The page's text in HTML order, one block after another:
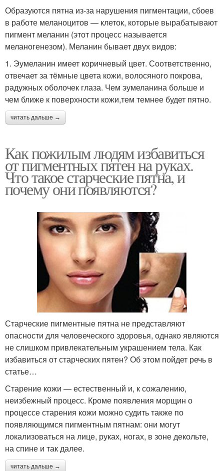
Образуются пятна из-за нарушения пигментации, сбоев
в работе меланоцитов — клеток, которые вырабатывают
пигмент меланин (этот процесс называется
меланогенезом). Меланин бывает двух видов:
1. Эумеланин имеет коричневый цвет. Соответственно,
отвечает за тёмные цвета кожи, волосяного покрова,
радужных оболочек глаза. Чем эумеланина больше и
чем ближе к поверхности кожи,тем темнее будет пятно.
читать дальше →
Как пожилым людям избавиться
от пигментных пятен на руках.
Что такое старческие пятна, и
почему они появляются?
Старческие пигментные пятна не представляют
опасности для человеческого здоровья, однако являются
не слишком привлекательным украшением тела. Как
избавиться от старческих пятен? Об этом пойдет речь в
статье…
Старение кожи — естественный и, к сожалению,
неизбежный процесс. Кроме появления морщин о
процессе старения кожи можно судить также по
появляющимся пигментным пятнам: они могут
локализоваться на лице, руках, ногах, в зоне декольте,
на спине и так далее.
читать дальше →